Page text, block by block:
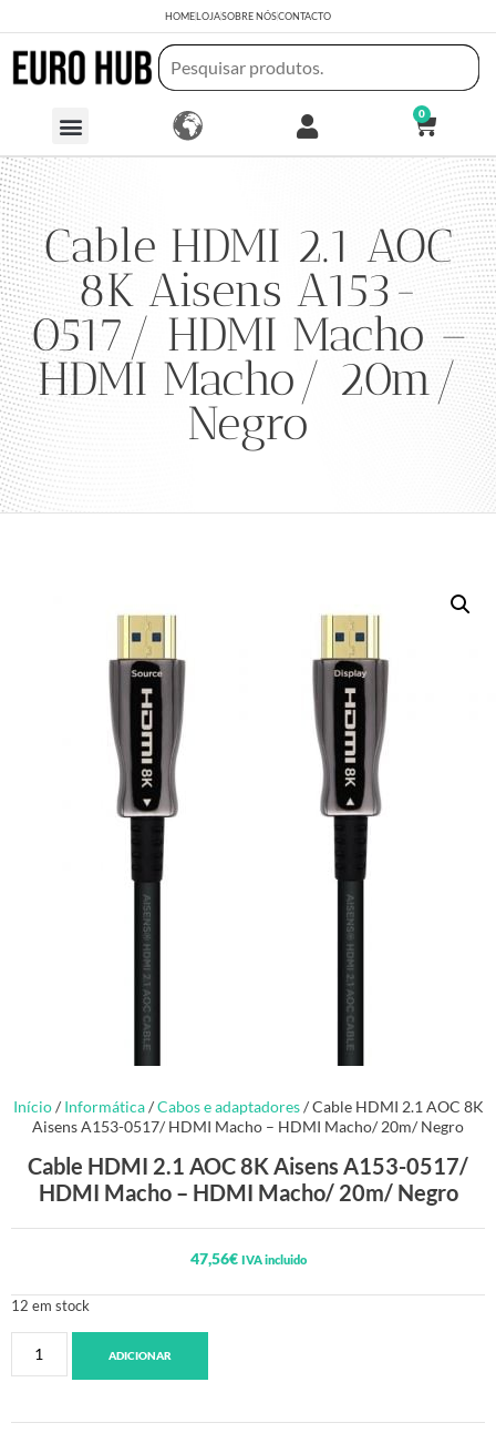
HOMELOJASOBRE NÓSCONTACTO
0
Cable HDMI 2.1 AOC
8K Aisens A153-
0517/ HDMI Macho –
HDMI Macho/ 20m/
Negro
Início/ Informática/Cabos e adaptadores/ Cable HDMI 2.1 AOC 8K
Aisens A153-0517/ HDMI Macho – HDMI Macho/ 20m/ Negro
Cable HDMI 2.1 AOC 8K Aisens A153-0517/
HDMI Macho – HDMI Macho/ 20m/ Negro
47,56€ IVA incluido
12 em stock
ADICIONAR